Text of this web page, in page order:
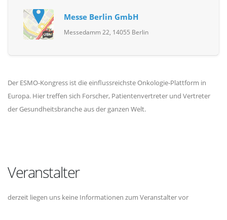
Messe Berlin GmbH
Messedamm 22, 14055 Berlin
Der ESMO-Kongress ist die einflussreichste Onkologie-Plattform in
Europa. Hier treffen sich Forscher, Patientenvertreter und Vertreter
der Gesundheitsbranche aus der ganzen Welt.
Veranstalter
derzeit liegen uns keine Informationen zum Veranstalter vor